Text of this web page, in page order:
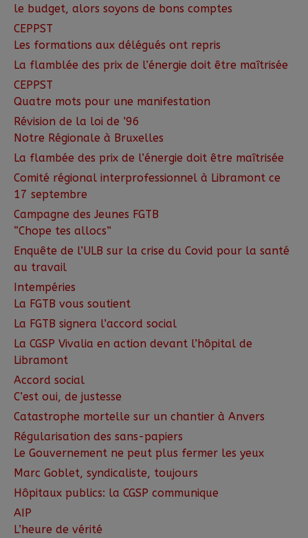
le budget, alors soyons de bons comptes
CEPPST
Les formations aux délégués ont repris
La flamblée des prix de l’énergie doit être maîtrisée
CEPPST
Quatre mots pour une manifestation
Révision de la loi de ’96
Notre Régionale à Bruxelles
La flambée des prix de l’énergie doit être maîtrisée
Comité régional interprofessionnel à Libramont ce
17 septembre
Campagne des Jeunes FGTB
“Chope tes allocs”
Enquête de l’ULB sur la crise du Covid pour la santé
au travail
Intempéries
La FGTB vous soutient
La FGTB signera l’accord social
La CGSP Vivalia en action devant l’hôpital de
Libramont
Accord social
C’est oui, de justesse
Catastrophe mortelle sur un chantier à Anvers
Régularisation des sans-papiers
Le Gouvernement ne peut plus fermer les yeux
Marc Goblet, syndicaliste, toujours
Hôpitaux publics: la CGSP communique
AIP
L’heure de vérité